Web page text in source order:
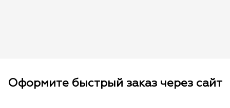
Оформите быстрый заказ через сайт